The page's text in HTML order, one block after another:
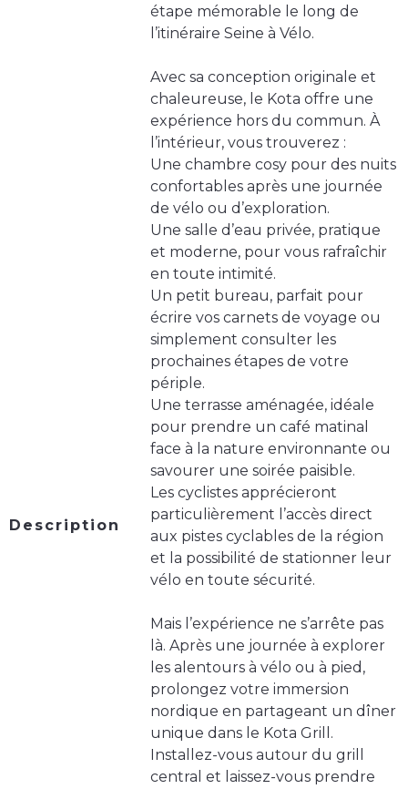
Description
étape mémorable le long de
l’itinéraire Seine à Vélo.
Avec sa conception originale et
chaleureuse, le Kota offre une
expérience hors du commun. À
l’intérieur, vous trouverez :
Une chambre cosy pour des nuits
confortables après une journée
de vélo ou d’exploration.
Une salle d’eau privée, pratique
et moderne, pour vous rafraîchir
en toute intimité.
Un petit bureau, parfait pour
écrire vos carnets de voyage ou
simplement consulter les
prochaines étapes de votre
périple.
Une terrasse aménagée, idéale
pour prendre un café matinal
face à la nature environnante ou
savourer une soirée paisible.
Les cyclistes apprécieront
particulièrement l’accès direct
aux pistes cyclables de la région
et la possibilité de stationner leur
vélo en toute sécurité.
Mais l’expérience ne s’arrête pas
là. Après une journée à explorer
les alentours à vélo ou à pied,
prolongez votre immersion
nordique en partageant un dîner
unique dans le Kota Grill.
Installez-vous autour du grill
central et laissez-vous prendre